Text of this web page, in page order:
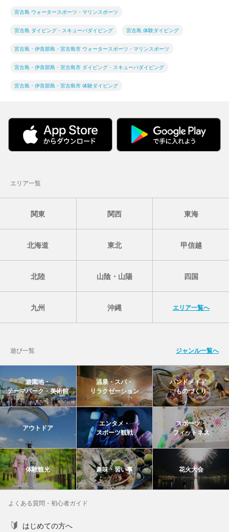
宮古島 ウォータースポーツ・マリンスポーツ
宮古島 ダイビング・スキューバダイビング 宮古島 体験ダイビング
宮古島・伊良部島・宮古島市 ウォータースポーツ・マリンスポーツ
宮古島・伊良部島・宮古島市 ダイビング・スキューバダイビング
宮古島・伊良部島・宮古島市 体験ダイビング
エリア一覧
関東 関西 東海
北海道 東北 甲信越
北陸 山陰・山陽 四国
九州 沖縄 エリア一覧へ
遊び一覧 ジャンル一覧へ
遊園地・
テーマパーク・美術館
温泉・スパ・
リラクゼーション
ハンドメイド・
ものづくり
アウトドア
エンタメ・
スポーツ観戦
スポーツ・
フィットネス
体験観光 趣味・習い事 花火大会
よくある質問・初心者ガイド
はじめての方へ